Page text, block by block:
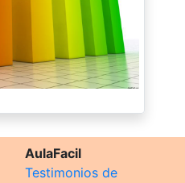
AulaFacil
Testimonios de